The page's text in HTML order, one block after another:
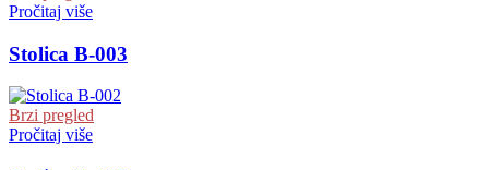
Pročitaj više
Stolica B-003
Brzi pregled
Pročitaj više